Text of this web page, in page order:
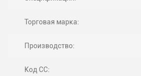
Торговая марка:
Производство:
Код СС: